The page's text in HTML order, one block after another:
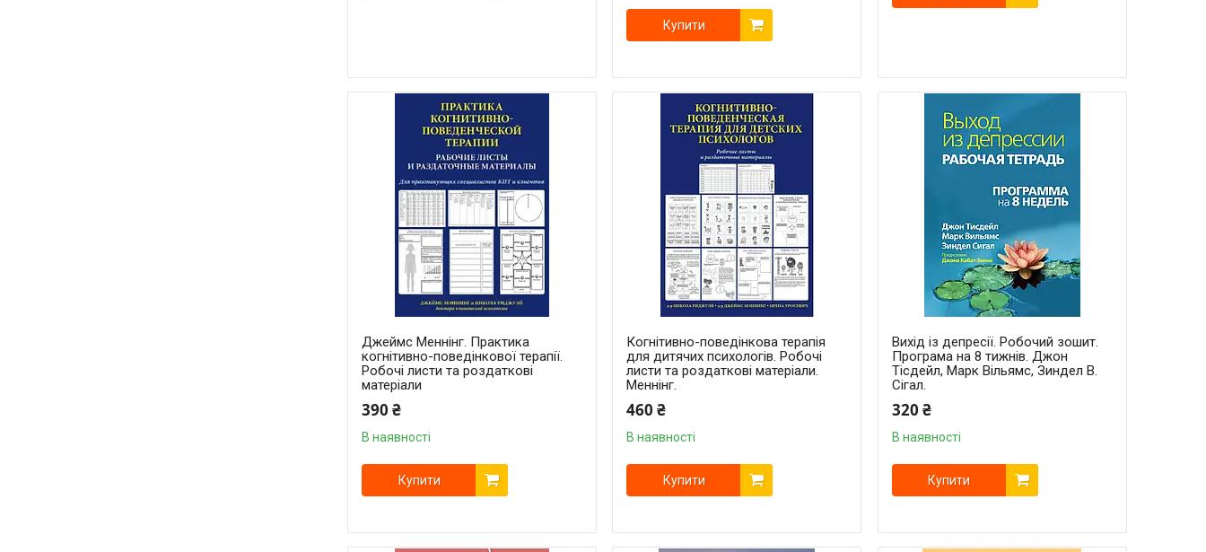
Купити
Джеймс Меннінг. Практика
когнітивно-поведінкової терапії.
Робочі листи та роздаткові
матеріали
390 ₴
В наявності
Купити
Когнітивно-поведінкова терапія
для дитячих психологів. Робочі
листи та роздаткові матеріали.
Меннінг.
460 ₴
В наявності
Купити
Вихід із депресії. Робочий зошит.
Програма на 8 тижнів. Джон
Тісдейл, Марк Вільямс, Зиндел В.
Сігал.
320 ₴
В наявності
Купити